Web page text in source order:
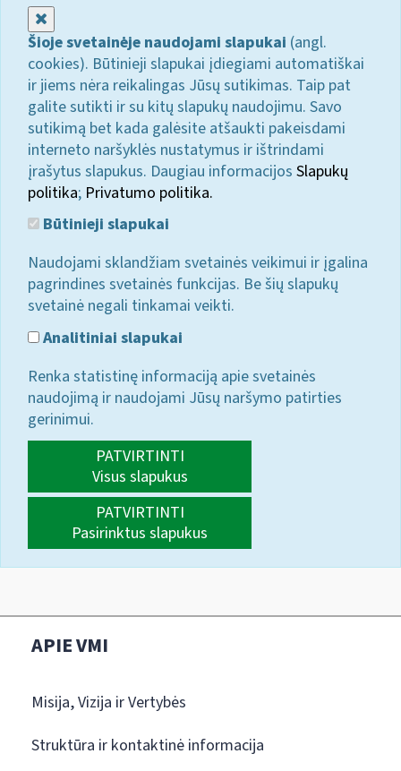
Šioje svetainėje naudojami slapukai (angl.
cookies). Būtinieji slapukai įdiegiami automatiškai
ir jiems nėra reikalingas Jūsų sutikimas. Taip pat
galite sutikti ir su kitų slapukų naudojimu. Savo
sutikimą bet kada galėsite atšaukti pakeisdami
interneto naršyklės nustatymus ir ištrindami
įrašytus slapukus. Daugiau informacijos Slapukų
politika; Privatumo politika.
Būtinieji slapukai
Naudojami sklandžiam svetainės veikimui ir įgalina
pagrindines svetainės funkcijas. Be šių slapukų
svetainė negali tinkamai veikti.
Analitiniai slapukai
Renka statistinę informaciją apie svetainės
naudojimą ir naudojami Jūsų naršymo patirties
gerinimui.
PATVIRTINTI
Visus slapukus
PATVIRTINTI
Pasirinktus slapukus
APIE VMI
Misija, Vizija ir Vertybės
Struktūra ir kontaktinė informacija